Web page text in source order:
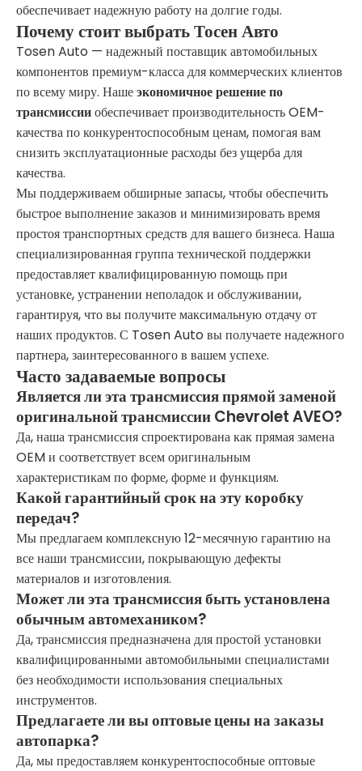
обеспечивает надежную работу на долгие годы.
Почему стоит выбрать Тосен Авто
Tosen Auto — надежный поставщик автомобильных
компонентов премиум-класса для коммерческих клиентов
по всему миру. Нашеэкономичное решение по
трансмиссииобеспечивает производительность OEM-
качества по конкурентоспособным ценам, помогая вам
снизить эксплуатационные расходы без ущерба для
качества.
Мы поддерживаем обширные запасы, чтобы обеспечить
быстрое выполнение заказов и минимизировать время
простоя транспортных средств для вашего бизнеса. Наша
специализированная группа технической поддержки
предоставляет квалифицированную помощь при
установке, устранении неполадок и обслуживании,
гарантируя, что вы получите максимальную отдачу от
наших продуктов. С Tosen Auto вы получаете надежного
партнера, заинтересованного в вашем успехе.
Часто задаваемые вопросы
Является ли эта трансмиссия прямой заменой
оригинальной трансмиссии Chevrolet AVEO?
Да, наша трансмиссия спроектирована как прямая замена
OEM и соответствует всем оригинальным
характеристикам по форме, форме и функциям.
Какой гарантийный срок на эту коробку
передач?
Мы предлагаем комплексную 12-месячную гарантию на
все наши трансмиссии, покрывающую дефекты
материалов и изготовления.
Может ли эта трансмиссия быть установлена ​​
обычным автомехаником?
Да, трансмиссия предназначена для простой установки
квалифицированными автомобильными специалистами
без необходимости использования специальных
инструментов.
Предлагаете ли вы оптовые цены на заказы
автопарка?
Да, мы предоставляем конкурентоспособные оптовые